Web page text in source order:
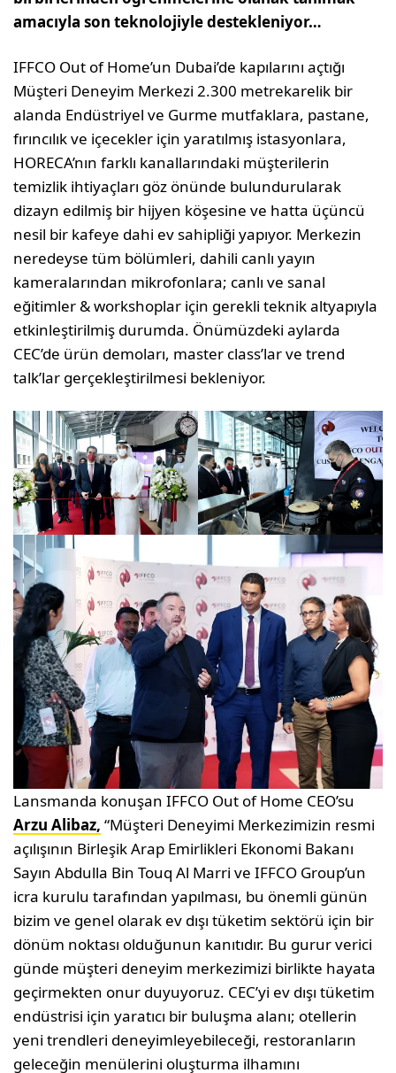
amacıyla son teknolojiyle destekleniyor…
IFFCO Out of Home’un Dubai’de kapılarını açtığı
Müşteri Deneyim Merkezi 2.300 metrekarelik bir
alanda Endüstriyel ve Gurme mutfaklara, pastane,
fırıncılık ve içecekler için yaratılmış istasyonlara,
HORECA’nın farklı kanallarındaki müşterilerin
temizlik ihtiyaçları göz önünde bulundurularak
dizayn edilmiş bir hijyen köşesine ve hatta üçüncü
nesil bir kafeye dahi ev sahipliği yapıyor. Merkezin
neredeyse tüm bölümleri, dahili canlı yayın
kameralarından mikrofonlara; canlı ve sanal
eğitimler & workshoplar için gerekli teknik altyapıyla
etkinleştirilmiş durumda. Önümüzdeki aylarda
CEC’de ürün demoları, master class’lar ve trend
talk’lar gerçekleştirilmesi bekleniyor.
Lansmanda konuşan IFFCO Out of Home CEO’su
Arzu Alibaz, “Müşteri Deneyimi Merkezimizin resmi
açılışının Birleşik Arap Emirlikleri Ekonomi Bakanı
Sayın Abdulla Bin Touq Al Marri ve IFFCO Group’un
icra kurulu tarafından yapılması, bu önemli günün
bizim ve genel olarak ev dışı tüketim sektörü için bir
dönüm noktası olduğunun kanıtıdır. Bu gurur verici
günde müşteri deneyim merkezimizi birlikte hayata
geçirmekten onur duyuyoruz. CEC’yi ev dışı tüketim
endüstrisi için yaratıcı bir buluşma alanı; otellerin
yeni trendleri deneyimleyebileceği, restoranların
geleceğin menülerini oluşturma ilhamını